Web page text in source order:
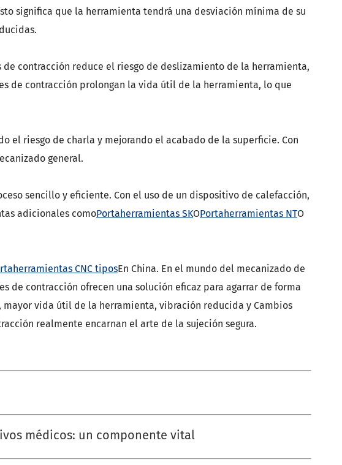
significa que la herramienta tendrá una desviación mínima de su
contracción reduce el riesgo de deslizamiento de la herramienta,
de contracción prolongan la vida útil de la herramienta, lo que
el riesgo de charla y mejorando el acabado de la superficie. Con
general.
sencillo y eficiente. Con el uso de un dispositivo de calefacción,
adicionales comoPortaherramientas SKOPortaherramientas NTO
CNC tiposEn China. En el mundo del mecanizado de
de contracción ofrecen una solución eficaz para agarrar de forma
vida útil de la herramienta, vibración reducida y Cambios
realmente encarnan el arte de la sujeción segura.
médicos: un componente vital